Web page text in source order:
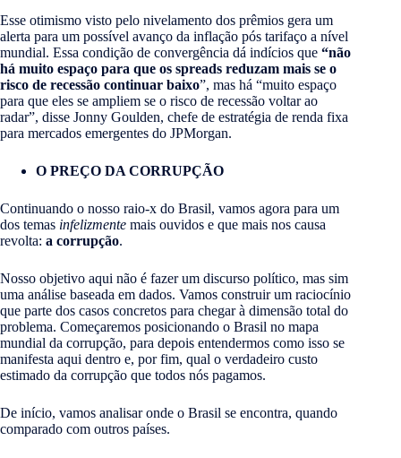
Esse otimismo visto pelo nivelamento dos prêmios gera um
alerta para um possível avanço da inflação pós tarifaço a nível
mundial. Essa condição de convergência dá indícios que “não
há muito espaço para que os spreads reduzam mais se o
risco de recessão continuar baixo”, mas há “muito espaço
para que eles se ampliem se o risco de recessão voltar ao
radar”, disse Jonny Goulden, chefe de estratégia de renda fixa
para mercados emergentes do JPMorgan.
O PREÇO DA CORRUPÇÃO
Continuando o nosso raio-x do Brasil, vamos agora para um
dos temas infelizmente mais ouvidos e que mais nos causa
revolta: a corrupção.
Nosso objetivo aqui não é fazer um discurso político, mas sim
uma análise baseada em dados. Vamos construir um raciocínio
que parte dos casos concretos para chegar à dimensão total do
problema. Começaremos posicionando o Brasil no mapa
mundial da corrupção, para depois entendermos como isso se
manifesta aqui dentro e, por fim, qual o verdadeiro custo
estimado da corrupção que todos nós pagamos.
De início, vamos analisar onde o Brasil se encontra, quando
comparado com outros países.